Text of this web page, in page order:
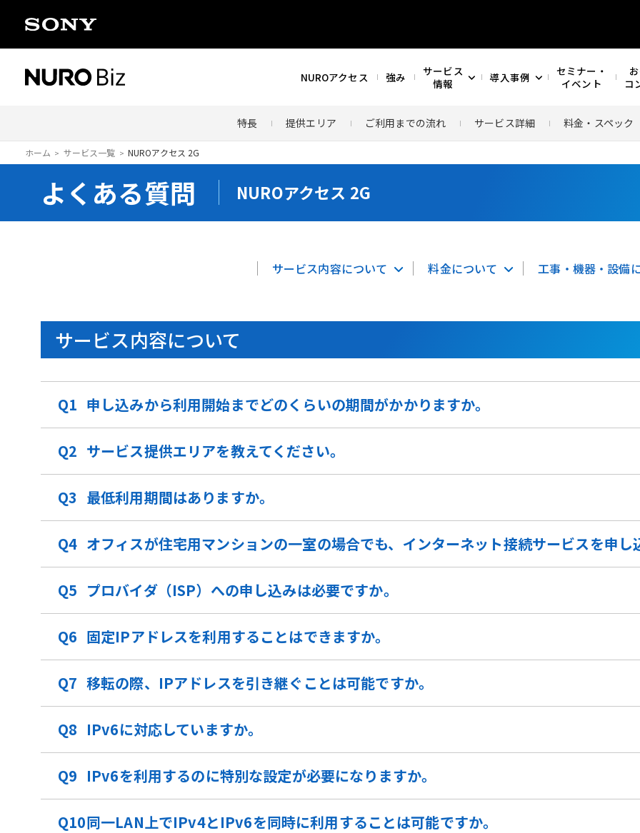
NUROアクセス 強み
サービス
情報
導入事例
セミナー・
イベント
コ
特長 提供エリア ご利用までの流れ サービス詳細 料金・スペック
ホーム サービス一覧 NUROアクセス 2G
よくある質問 NUROアクセス 2G
サービス内容について 料金について 工事・機器・設備
サービス内容について
申し込みから利用開始までどのくらいの期間がかかりますか。
サービス提供エリアを教えてください。
最低利用期間はありますか。
オフィスが住宅用マンションの一室の場合でも、インターネット接続サービスを申
プロバイダ（ISP）への申し込みは必要ですか。
固定IPアドレスを利用することはできますか。
移転の際、IPアドレスを引き継ぐことは可能ですか。
IPv6に対応していますか。
IPv6を利用するのに特別な設定が必要になりますか。
同一LAN上でIPv4とIPv6を同時に利用することは可能ですか。